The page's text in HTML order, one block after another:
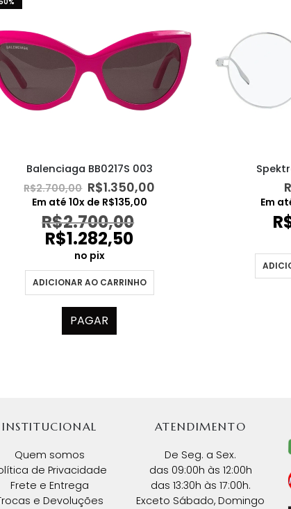
Balenciaga BB0217S 003
R$2.700,00 O
preço
original
era:
R$2.700,00.
R$1.350,00O
Em até 10x de R$135,00
R$2.700,00
R$1.282,50
no pix
ADICIONAR AO CARRINHO
PAGAR
Em
INSTITUCIONAL
Quem somos
de Privacidade
Frete e Entrega
e Devoluções
ATENDIMENTO
De Seg. a Sex.
das 09:00h às 12:00h
das 13:30h às 17:00h.
Exceto Sábado, Domingo